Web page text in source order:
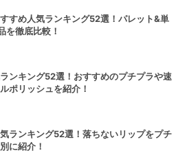
すめ人気ランキング52選！パレット&単
を徹底比較！
ンキング52選！おすすめのプチプラや速
ポリッシュを紹介！
ランキング52選！落ちないリップをプチ
に紹介！